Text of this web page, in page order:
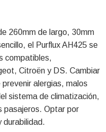
260mm de largo, 30mm
el Purflux AH425 se
compatibles,
Citroën y DS. Cambiar
alergias, malos
sistema de climatización,
pasajeros. Optar por
durabilidad.